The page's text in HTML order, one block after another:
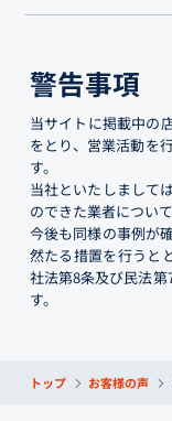
警告事項
当サイトに掲載中の
をとり、営業活動を
す。
当社といたしまして
のできた業者につい
今後も同様の事例が
然たる措置を行うと
社法第8条及び民法
す。
トップ お客様の声